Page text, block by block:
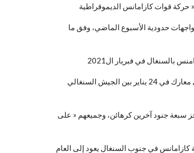
حدودية الأسبوع الماضي، وفق ما
في فبريار ال2021
وأفاد الجيش في بيان في وقت متأخر من يوم أمس الاثنين أن ثلاثة جنود قتلوا في معارك في 24 يناير بين الجيش السنغالي
سبعة جنود آخرين كرهائن، وجميعهم « على
في جنوب السنغال يعود إلى العام